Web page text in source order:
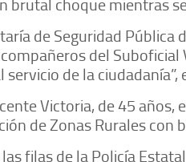
de Seguridad
del
servicio de la
Victoria, de 45
de Zonas Rurales con
filas de la Policía